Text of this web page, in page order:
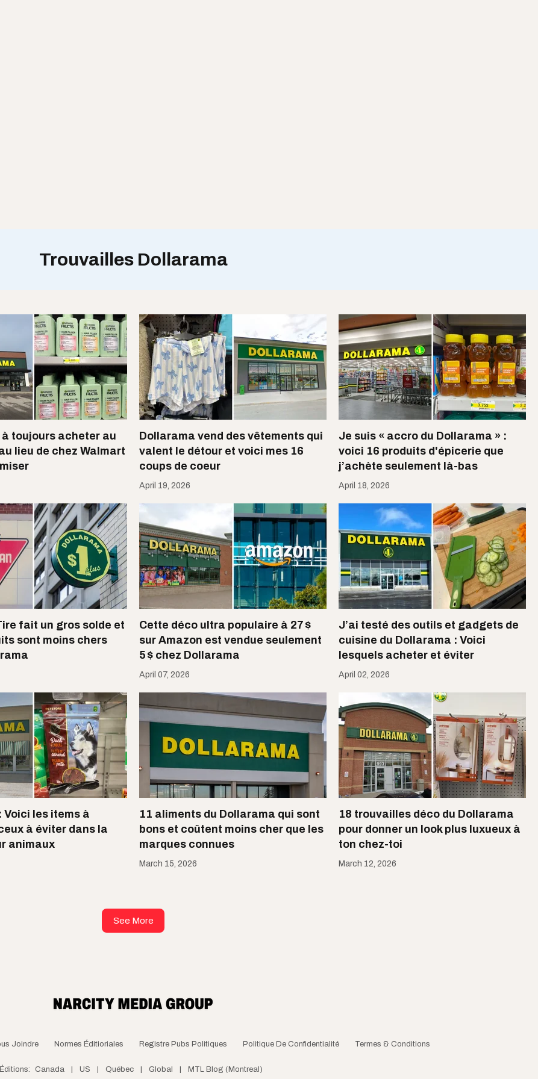
Trouvailles Dollarama
à toujours acheter au
lieu de chez Walmart
Dollarama vend des vêtements qui
valent le détour et voici mes 16
coups de coeur
April 19, 2026
Je suis « accro du Dollarama » :
voici 16 produits d'épicerie que
j’achète seulement là-bas
April 18, 2026
fait un gros solde et
sont moins chers
Cette déco ultra populaire à 27 $
sur Amazon est vendue seulement
5 $ chez Dollarama
April 07, 2026
J’ai testé des outils et gadgets de
cuisine du Dollarama : Voici
lesquels acheter et éviter
April 02, 2026
Voici les items à
à éviter dans la
animaux
11 aliments du Dollarama qui sont
bons et coûtent moins cher​ que les
marques connues
March 15, 2026
18 trouvailles déco du Dollarama
pour donner un look plus luxueux à
ton chez-toi
March 12, 2026
See More
Joindre Normes Éditioriales Registre Pubs Politiques Politique De Confidentialité Termes & Conditions
Éditions: Canada | US | Québec | Global | MTL Blog (Montreal)